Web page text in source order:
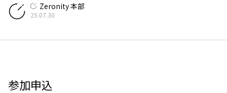
Zeronity本部
25.07.30
参加申込